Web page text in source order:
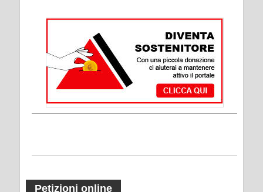
Petizioni online